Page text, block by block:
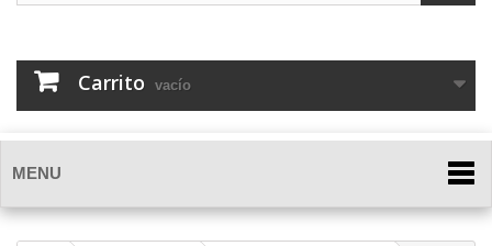
Carrito vacío
MENU